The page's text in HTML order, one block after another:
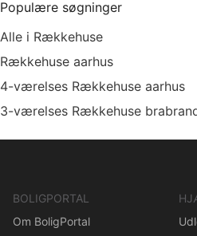
Populære søgninger
Alle i Rækkehuse
Rækkehuse aarhus
4-værelses Rækkehuse aarhus
3-værelses Rækkehuse
BOLIGPORTAL
Om BoligPortal